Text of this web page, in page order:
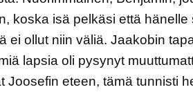
koska isä pelkäsi että hänelle
ei ollut niin väliä. Jaakobin
lapsia oli pysynyt
Joosefin eteen, tämä tunnisti